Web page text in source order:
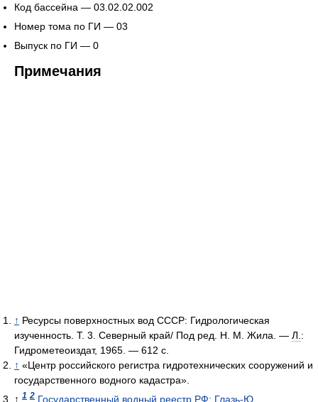
Код бассейна — 03.02.02.002
Номер тома по ГИ — 03
Выпуск по ГИ — 0
Примечания
↑ Ресурсы поверхностных вод СССР: Гидрологическая
изученность. Т. 3. Северный край/ Под ред. Н. М. Жила. — Л. :
Гидрометеоиздат, 1965. — 612 с.
↑ «Центр российского регистра гидротехнических сооружений и
государственного водного кадастра».
↑ 1 2 Государственный водный реестр РФ: Глазь-Ю